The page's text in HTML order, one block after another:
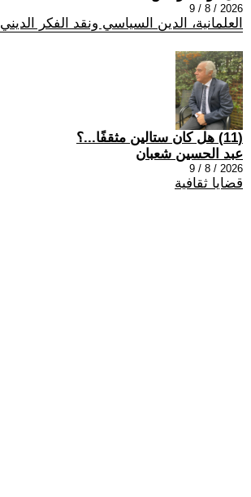
2026 / 8 / 9
العلمانية، الدين السياسي ونقد الفكر الديني
(11) هل كان ستالين مثقفًا...؟
عبد الحسين شعبان
2026 / 8 / 9
قضايا ثقافية